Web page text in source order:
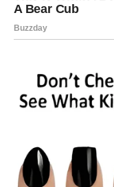
Šta dolazi?
Poruka neba
ŠKORPIJA